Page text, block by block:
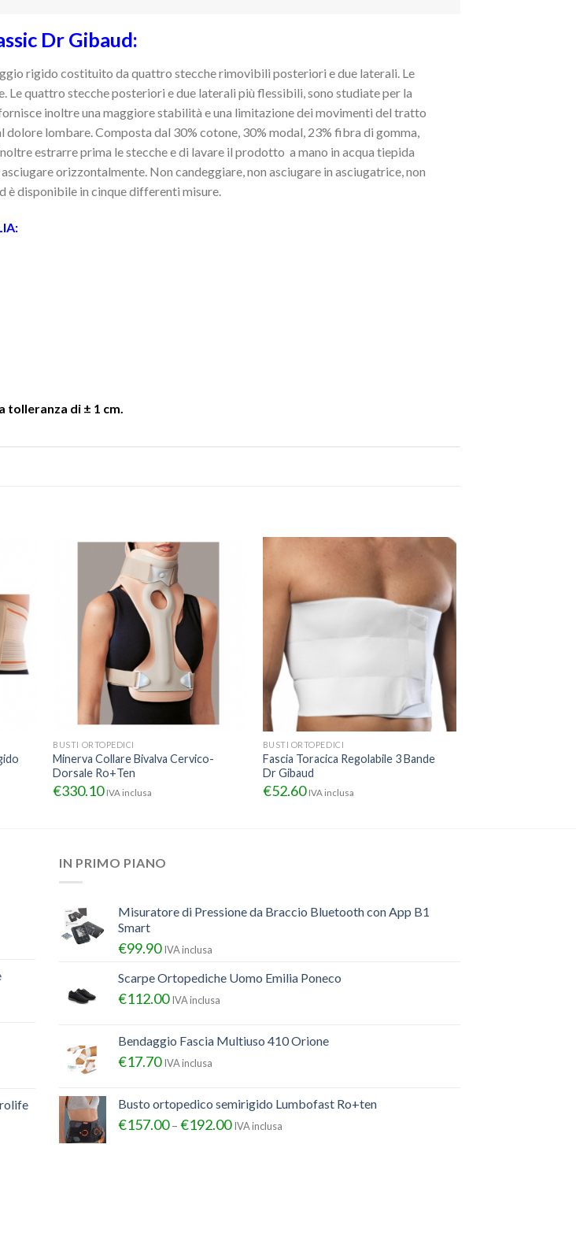
Dr Gibaud:
rigido costituito da quattro stecche rimovibili posteriori e due laterali. Le
Le quattro stecche posteriori e due laterali più flessibili, sono studiate per la
inoltre una maggiore stabilità e una limitazione dei movimenti del tratto
lombare. Composta dal 30% cotone, 30% modal, 23% fibra di gomma,
estrarre prima le stecche e di lavare il prodotto a mano in acqua tiepida
orizzontalmente. Non candeggiare, non asciugare in asciugatrice, non
è disponibile in cinque differenti misure.
di ± 1 cm.
BUSTI ORTOPEDICI
Minerva Collare Bivalva Cervico-
Dorsale Ro+Ten
€330.10 IVA inclusa
BUSTI ORTOPEDICI
Fascia Toracica Regolabile 3 Bande
Dr Gibaud
€52.60 IVA inclusa
IN PRIMO PIANO
Misuratore di Pressione da Braccio Bluetooth con App B1
Smart
€99.90 IVA inclusa
Scarpe Ortopediche Uomo Emilia Poneco
€112.00 IVA inclusa
Bendaggio Fascia Multiuso 410 Orione
€17.70 IVA inclusa
Busto ortopedico semirigido Lumbofast Ro+ten
€157.00– €192.00 IVA inclusa